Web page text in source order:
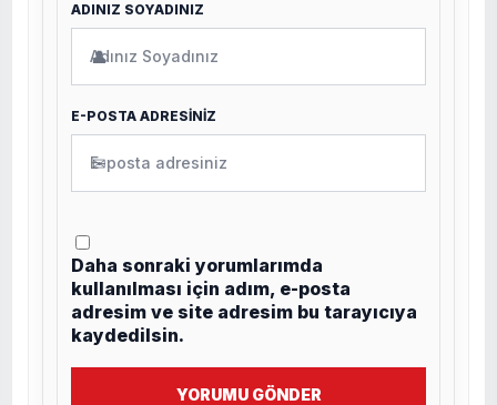
ADINIZ SOYADINIZ
👤
E-POSTA ADRESİNİZ
✉
Daha sonraki yorumlarımda
kullanılması için adım, e-posta
adresim ve site adresim bu tarayıcıya
kaydedilsin.
YORUMU GÖNDER